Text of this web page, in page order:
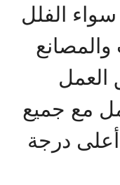
الفلل
العمل
مع جميع
أعلى درجة